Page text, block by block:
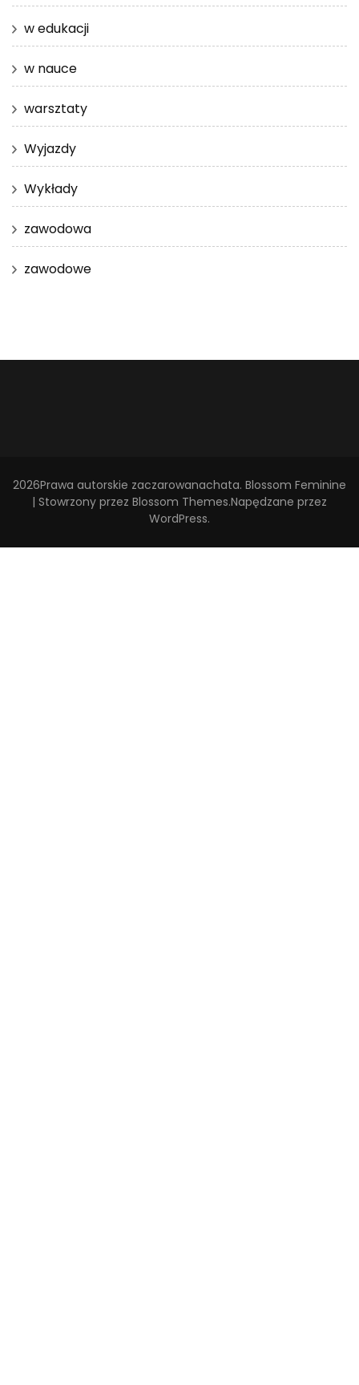
w edukacji
w nauce
warsztaty
Wyjazdy
Wykłady
zawodowa
zawodowe
2026Prawa autorskie zaczarowanachata. Blossom Feminine
| Stowrzony przez Blossom Themes.Napędzane przez
WordPress.